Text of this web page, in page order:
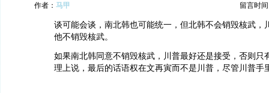
作者： 马甲 留言时间
谈可能会谈，南北韩也可能统一，但北韩不会销毁核武，
他不销毁核武。
如果南北韩同意不销毁核武，川普最好还是接受，否则只
理上说，最后的话语权在文再寅而不是川普，尽管川普手